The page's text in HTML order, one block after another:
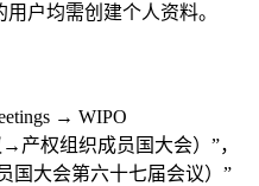
户均需创建个人资料。
→ WIPO
产权组织成员国大会）”，
国大会第六十七届会议）”